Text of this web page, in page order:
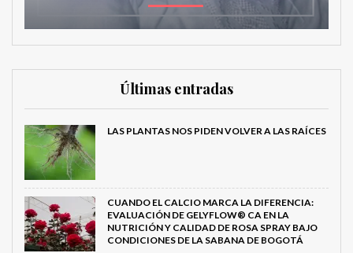
Últimas entradas
LAS PLANTAS NOS PIDEN VOLVER A LAS RAÍCES
CUANDO EL CALCIO MARCA LA DIFERENCIA:
EVALUACIÓN DE GELYFLOW® CA EN LA
NUTRICIÓN Y CALIDAD DE ROSA SPRAY BAJO
CONDICIONES DE LA SABANA DE BOGOTÁ